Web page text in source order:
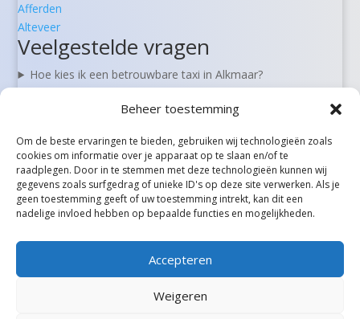
Beheer toestemming
Om de beste ervaringen te bieden, gebruiken wij technologieën zoals
cookies om informatie over je apparaat op te slaan en/of te
raadplegen. Door in te stemmen met deze technologieën kunnen wij
gegevens zoals surfgedrag of unieke ID's op deze site verwerken. Als je
geen toestemming geeft of uw toestemming intrekt, kan dit een
nadelige invloed hebben op bepaalde functies en mogelijkheden.
Accepteren
Weigeren
Afferden
Alteveer
Veelgestelde vragen
Hoe kies ik een betrouwbare taxi in Alkmaar?
Kan ik een taxi in Alkmaar vooraf reserveren?
Zijn er 24/7 taxi’s beschikbaar in Alkmaar?
Kan ik in Alkmaar ook rolstoel- of zorgvervoer boeken?
Alle steden